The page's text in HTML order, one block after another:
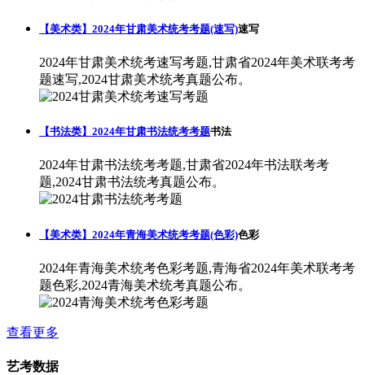
【美术类】2024年甘肃美术统考考题(速写)速写
2024年甘肃美术统考速写考题,甘肃省2024年美术联考考
题速写,2024甘肃美术统考真题公布。
【书法类】2024年甘肃书法统考考题书法
2024年甘肃书法统考考题,甘肃省2024年书法联考考
题,2024甘肃书法统考真题公布。
【美术类】2024年青海美术统考考题(色彩)色彩
2024年青海美术统考色彩考题,青海省2024年美术联考考
题色彩,2024青海美术统考真题公布。
查看更多
艺考数据